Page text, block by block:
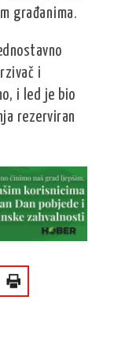
građanima.
i
i led je bio
rezerviran